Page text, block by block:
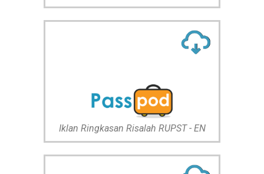
Iklan Ringkasan Risalah RUPST - EN